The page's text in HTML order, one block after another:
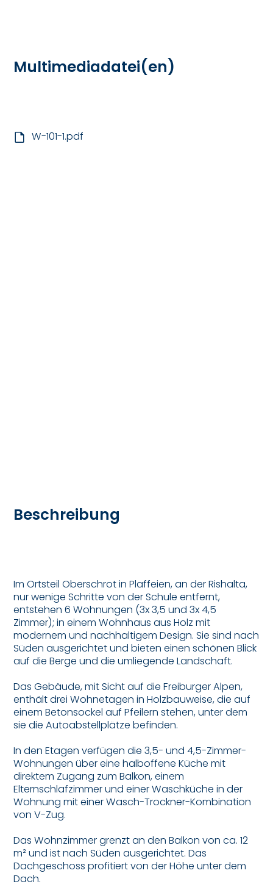
Beschreibung
Im Ortsteil Oberschrot in Plaffeien, an der Rishalta,
nur wenige Schritte von der Schule entfernt,
entstehen 6 Wohnungen (3x 3,5 und 3x 4,5
Zimmer); in einem Wohnhaus aus Holz mit
modernem und nachhaltigem Design. Sie sind nach
Süden ausgerichtet und bieten einen schönen Blick
auf die Berge und die umliegende Landschaft.
Das Gebäude, mit Sicht auf die Freiburger Alpen,
enthält drei Wohnetagen in Holzbauweise, die auf
einem Betonsockel auf Pfeilern stehen, unter dem
sie die Autoabstellplätze befinden.
In den Etagen verfügen die 3,5- und 4,5-Zimmer-
Wohnungen über eine halboffene Küche mit
direktem Zugang zum Balkon, einem
Elternschlafzimmer und einer Waschküche in der
Wohnung mit einer Wasch-Trockner-Kombination
von V-Zug.
Das Wohnzimmer grenzt an den Balkon von ca. 12
m² und ist nach Süden ausgerichtet. Das
Dachgeschoss profitiert von der Höhe unter dem
Dach.
Multimediadatei(en)
W-101-1.pdf